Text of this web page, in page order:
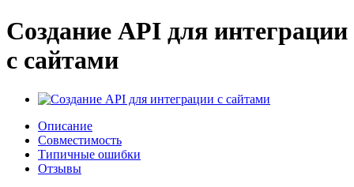
Создание API для интеграции
с сайтами
Описание
Совместимость
Типичные ошибки
Отзывы